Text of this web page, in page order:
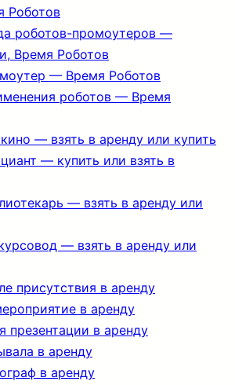
Роботов
роботов-промоутеров —
Время Роботов
— Время Роботов
роботов — Время
— взять в аренду или купить
— купить или взять в
— взять в аренду или
— взять в аренду или
присутствия в аренду
в аренду
презентации в аренду
в аренду
в аренду